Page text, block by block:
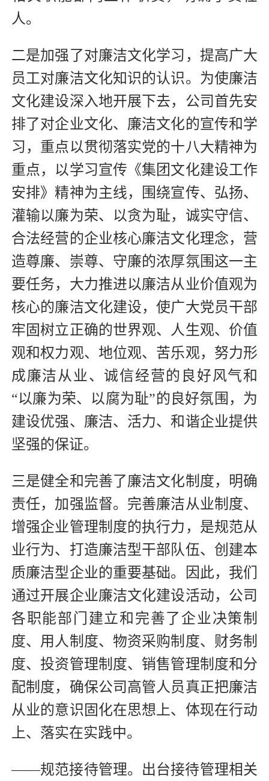
人。
二是加强了对廉洁文化学习，提高广大
员工对廉洁文化知识的认识。为使廉洁
文化建设深入地开展下去，公司首先安
排了对企业文化、廉洁文化的宣传和学
习，重点以贯彻落实党的十八大精神为
重点，以学习宣传《集团文化建设工作
安排》精神为主线，围绕宣传、弘扬、
灌输以廉为荣、以贪为耻，诚实守信、
合法经营的企业核心廉洁文化理念，营
造尊廉、崇尊、守廉的浓厚氛围这一主
要任务，大力推进以廉洁从业价值观为
核心的廉洁文化建设，使广大党员干部
牢固树立正确的世界观、人生观、价值
观和权力观、地位观、苦乐观，努力形
成廉洁从业、诚信经营的良好风气和
“以廉为荣、以腐为耻”的良好氛围，为
建设优强、廉洁、活力、和谐企业提供
坚强的保证。
三是健全和完善了廉洁文化制度，明确
责任，加强监督。完善廉洁从业制度、
增强企业管理制度的执行力，是规范从
业行为、打造廉洁型干部队伍、创建本
质廉洁型企业的重要基础。因此，我们
通过开展企业廉洁文化建设活动，公司
各职能部门建立和完善了企业决策制
度、用人制度、物资采购制度、财务制
度、投资管理制度、销售管理制度和分
配制度，确保公司高管人员真正把廉洁
从业的意识固化在思想上、体现在行动
上、落实在实践中。
——规范接待管理。出台接待管理相关